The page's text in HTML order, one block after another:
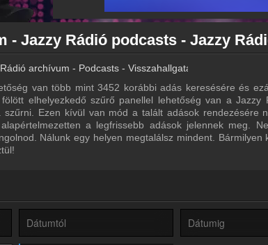
archívum - Podcasts - Visszahallgatás
van több mint 3452 korábbi adás keresésére és
elhelyezkedő szűrő panellel lehetőség van a Jazzy
Ezen kívül van mód a talált adások rendezésére
a legfrissebb adások jelennek meg.
Nálunk egy helyen megtalálsz mindent. Bármilyen